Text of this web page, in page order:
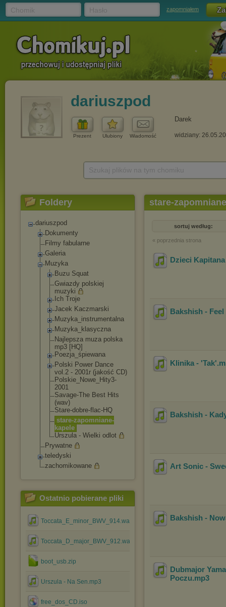
zapomniałem
dariuszpod
Prezent Ulubiony Wiadomość
Darek
widziany:
Foldery
dariuszpod
Dokumenty
Filmy fabularne
Galeria
Muzyka
Buzu Squat
Gwiazdy polskiej
muzyki
Ich Troje
Jacek Kaczmarski
Muzyka_instrumentalna
Muzyka_klasyczna
Najlepsza muza polska
mp3 [HQ]
Poezja_śpiewana
Polski Power Dance
vol.2 - 2001r (jakość CD)
Polskie_Nowe_H ity3-
2001
Savage-The Best Hits
(wav)
Stare-dobre-fl ac-HQ
stare-zapomniane-
kapele
Urszula - Wielki odlot
Prywatne
teledyski
zachomikowane
Ostatnio pobierane pliki
Toccata_E_minor_BWV_914.wav
Toccata_D_major_BWV_912.wav
boot_usb.zip
Urszula - Na Sen.mp3
free_dos_CD.iso
stare-
sortuj według:
« poprzednia strona
Dzieci
Bakshish - Feel
Klinika - 'Tak'
Bakshish -
Art Sonic -
Bakshish -
Dubmajor
Poczu.mp3